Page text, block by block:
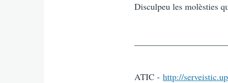
Disculpeu les molèsties
ATIC -http://